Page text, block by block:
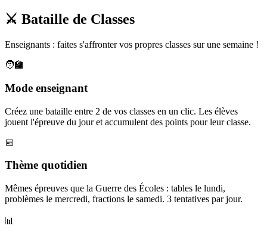
⚔️ Bataille de Classes
Enseignants : faites s'affronter vos propres classes sur une semaine !
🧑‍🏫
Mode enseignant
Créez une bataille entre 2 de vos classes en un clic. Les élèves
jouent l'épreuve du jour et accumulent des points pour leur classe.
📅
Thème quotidien
Mêmes épreuves que la Guerre des Écoles : tables le lundi,
problèmes le mercredi, fractions le samedi. 3 tentatives par jour.
📊